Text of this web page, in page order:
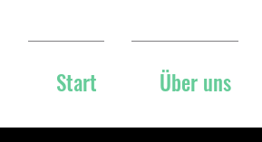
Start Über uns